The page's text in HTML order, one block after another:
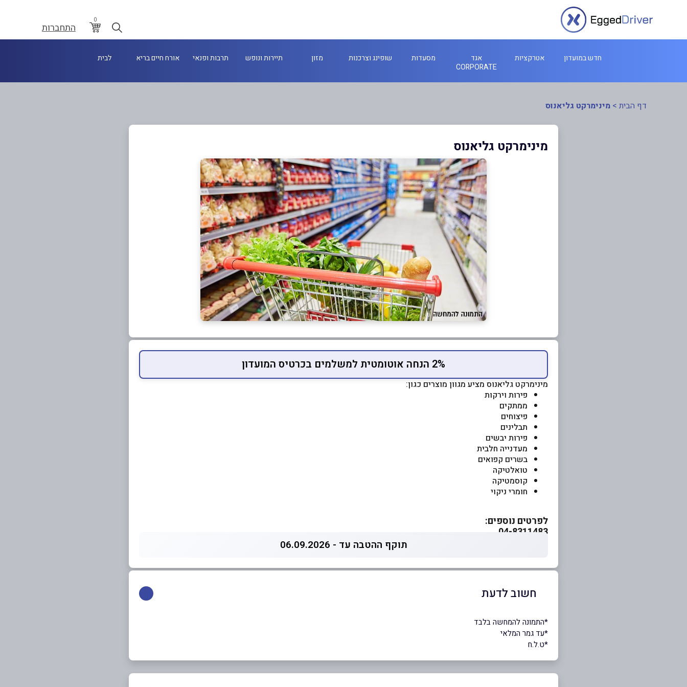
0
התחברות
חדש במועדון אטרקציות
אגד
CORPORATE
מסעדות שופינג וצרכנות מזון תיירות ונופש תרבות ופנאי אורח חיים בריא לבית
דף הבית > מינימרקט גליאנוס
מינימרקט גליאנוס
2% הנחה אוטומטית למשלמים בכרטיס המועדון
מינימרקט גליאנוס מציע מגוון מוצרים כגון:
פירות וירקות
ממתקים
פיצוחים
תבלינים
פירות יבשים
מעדנייה חלבית
בשרים קפואים
טואלטיקה
קוסמטיקה
חומרי ניקוי
לפרטים נוספים:
04-8311483
תוקף ההטבה עד - 06.09.2026
חשוב לדעת
*התמונה להמחשה בלבד
*עד גמר המלאי
*ט.ל.ח